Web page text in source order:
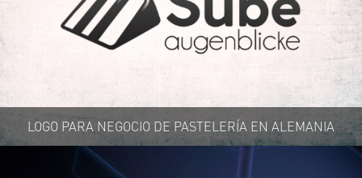
LOGO PARA NEGOCIO DE PASTELERÍA EN ALEMANIA